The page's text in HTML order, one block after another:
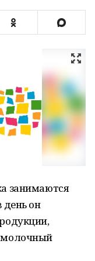
занимаются
день он
молочный